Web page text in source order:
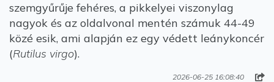
szemgyűrűje fehéres, a pikkelyei viszonylag
nagyok és az oldalvonal mentén számuk 44-49
közé esik, ami alapján ez egy védett leánykoncér
(Rutilus virgo).
2026-06-25 16:08:40